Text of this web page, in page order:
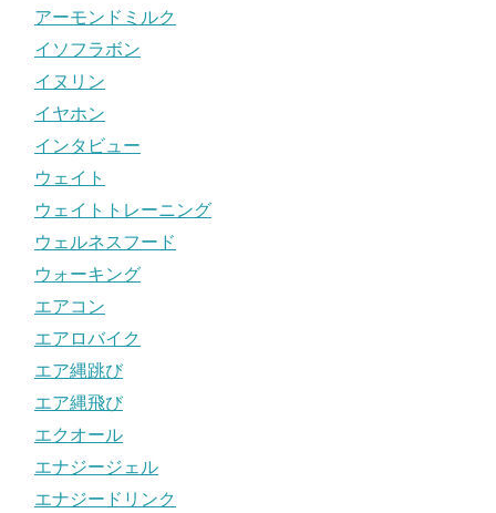
アーモンドミルク
イソフラボン
イヌリン
イヤホン
インタビュー
ウェイト
ウェイトトレーニング
ウェルネスフード
ウォーキング
エアコン
エアロバイク
エア縄跳び
エア縄飛び
エクオール
エナジージェル
エナジードリンク